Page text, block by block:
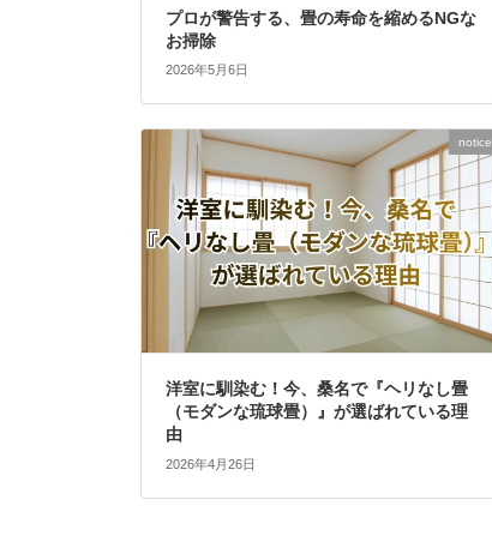
プロが警告する、畳の寿命を縮めるNGな
お掃除
2026年5月6日
notice
洋室に馴染む！今、桑名で『ヘリなし畳
（モダンな琉球畳）』が選ばれている理
由
2026年4月26日